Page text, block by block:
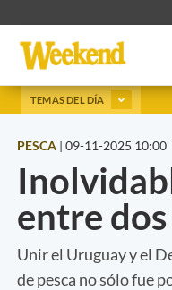
TEMAS DEL DÍA
PESCA | 09-11-2025 10:00
entre
Unir el Uruguay y el
de pesca no sólo fue